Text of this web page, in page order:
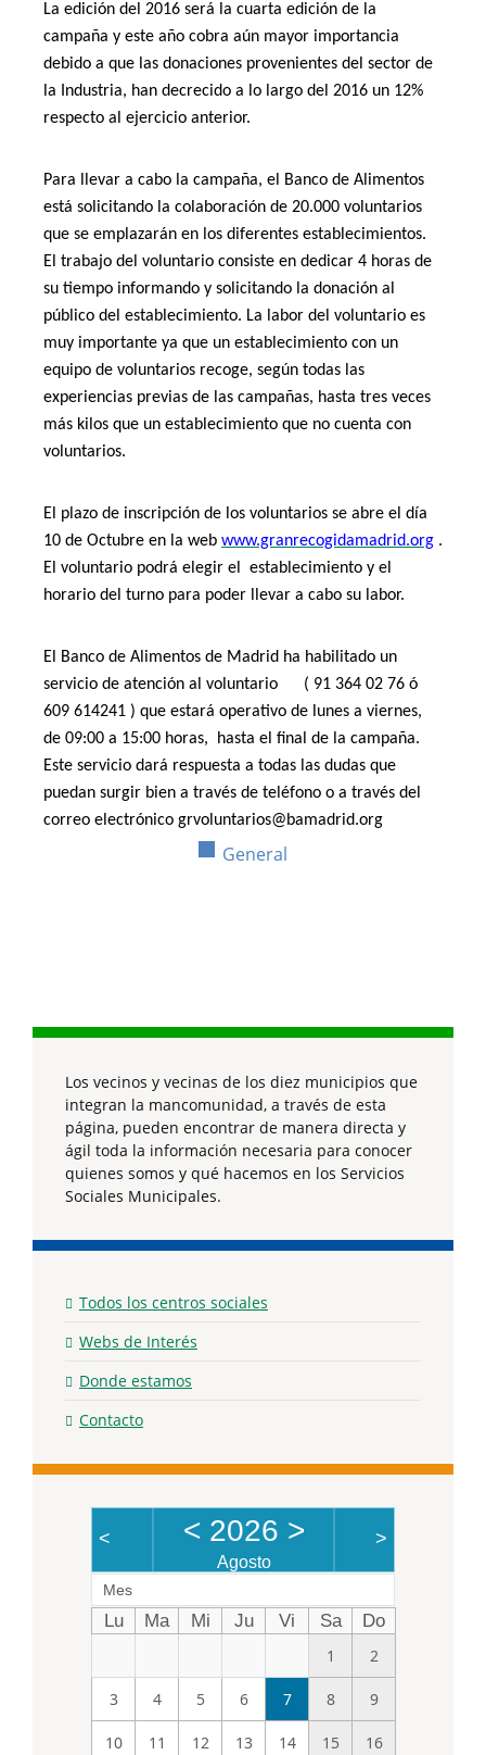
La edición del 2016 será la cuarta edición de la
campaña y este año cobra aún mayor importancia
debido a que las donaciones provenientes del sector de
la Industria, han decrecido a lo largo del 2016 un 12%
respecto al ejercicio anterior.
Para llevar a cabo la campaña, el Banco de Alimentos
está solicitando la colaboración de 20.000 voluntarios
que se emplazarán en los diferentes establecimientos.
El trabajo del voluntario consiste en dedicar 4 horas de
su tiempo informando y solicitando la donación al
público del establecimiento. La labor del voluntario es
muy importante ya que un establecimiento con un
equipo de voluntarios recoge, según todas las
experiencias previas de las campañas, hasta tres veces
más kilos que un establecimiento que no cuenta con
voluntarios.
El plazo de inscripción de los voluntarios se abre el día
10 de Octubre en la web www.granrecogidamadrid.org .
El voluntario podrá elegir el establecimiento y el
horario del turno para poder llevar a cabo su labor.
El Banco de Alimentos de Madrid ha habilitado un
servicio de atención al voluntario
( 91 364 02 76 ó
609 614241 ) que estará operativo de lunes a viernes,
de 09:00 a 15:00 horas,
hasta el final de la campaña.
Este servicio dará respuesta a todas las dudas que
puedan surgir bien a través de teléfono o a través del
correo electrónico grvoluntarios@bamadrid.org
General
Los vecinos y vecinas de los diez municipios que
integran la mancomunidad, a través de esta
página, pueden encontrar de manera directa y
ágil toda la información necesaria para conocer
quienes somos y qué hacemos en los Servicios
Sociales Municipales.
Todos los centros sociales
Webs de Interés
Donde estamos
Contacto
< < 2026 >
Agosto
>
Mes
Lu Ma Mi Ju Vi Sa
Do
1
2
3 4 5 6 7 8 9
10 11 12 13 14 15 16